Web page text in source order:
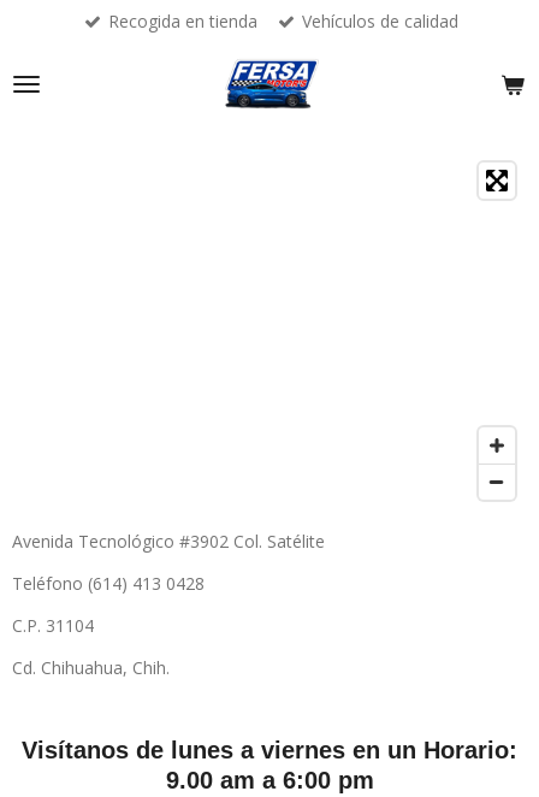
contenido
principal
Recogida en tienda Vehículos de calidad
Avenida Tecnológico #3902 Col. Satélite
Teléfono (614) 413 0428
C.P. 31104
Cd. Chihuahua, Chih.
Visítanos de lunes a viernes en un Horario:
9.00 am a 6:00 pm